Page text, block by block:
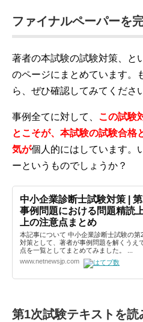
ファイナルペーパーを
著者の本試験の試験対策、と
のページにまとめています。
ら、ぜひ確認してみてくださ
事例全てに対して、 この試験
とこそが、本試験の試験合格
気が個人的にはしています。
ーというものでしょうか？
中小企業診断士試験対策 |
事例問題における問題精読
上の注意点まとめ
本記事について 中小企業診断士試験の第
対策として、著者が事例問題を解くうえ
点を一覧としてまとめてみました。 ...
www.netnewsjp.com
第1次試験テキストを読